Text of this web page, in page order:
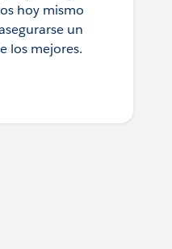
hoy mismo
un
los mejores.